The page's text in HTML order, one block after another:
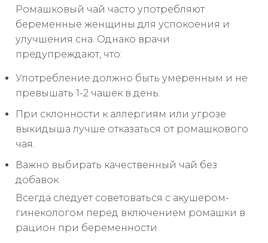
Ромашковый чай часто употребляют
беременные женщины для успокоения и
улучшения сна. Однако врачи
предупреждают, что:
Употребление должно быть умеренным и не
превышать 1-2 чашек в день.
При склонности к аллергиям или угрозе
выкидыша лучше отказаться от ромашкового
чая.
Важно выбирать качественный чай без
добавок.
Всегда следует советоваться с акушером-
гинекологом перед включением ромашки в
рацион при беременности.